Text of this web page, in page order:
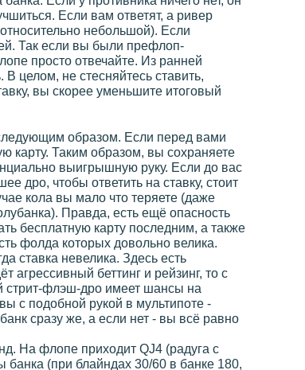
Если вам ответят, а ривер
небольшой). Если
Так если вы были префлоп-
просто отвечайте. Из ранней
целом, не стесняйтесь ставить,
вы скорее уменьшите итоговый
образом. Если перед вами
карту. Таким образом, вы сохраняете
выигрышную руку. Если до вас
дро, чтобы ответить на ставку, стоит
кола вы мало что теряете (даже
Правда, есть ещё опасность
бесплатную карту последним, а также
фолда которых довольно велика.
ставка невелика. Здесь есть
агрессивный беттинг и рейзинг, то с
стрит-флэш-дро имеет шансы на
с подобной рукой в мультипоте -
сразу же, а если нет - вы всё равно
На флопе приходит QJ4 (радуга с
банка (при блайндах 30/60 в банке 180,